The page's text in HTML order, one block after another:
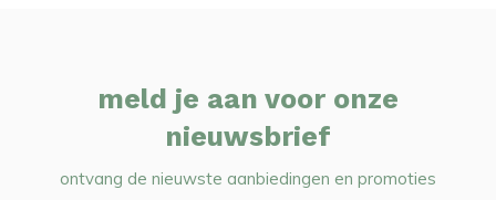
meld je aan voor onze
nieuwsbrief
ontvang de nieuwste aanbiedingen en promoties